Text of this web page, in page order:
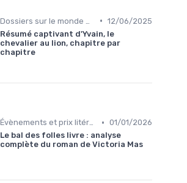
• 12/06/2025
Résumé captivant d'Yvain, le
chevalier au lion, chapitre par
chapitre
Évènements et prix litéraires • 01/01/2026
Le bal des folles livre : analyse
complète du roman de Victoria Mas